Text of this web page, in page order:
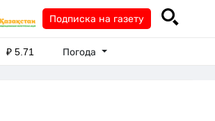
Подписка на газету
₽5.71 Погода